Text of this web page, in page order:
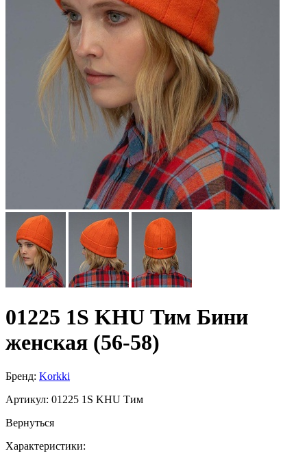
01225 1S KHU Тим Бини
женская (56-58)
Бренд: Korkki
Артикул: 01225 1S KHU Тим
Вернуться
Характеристики: